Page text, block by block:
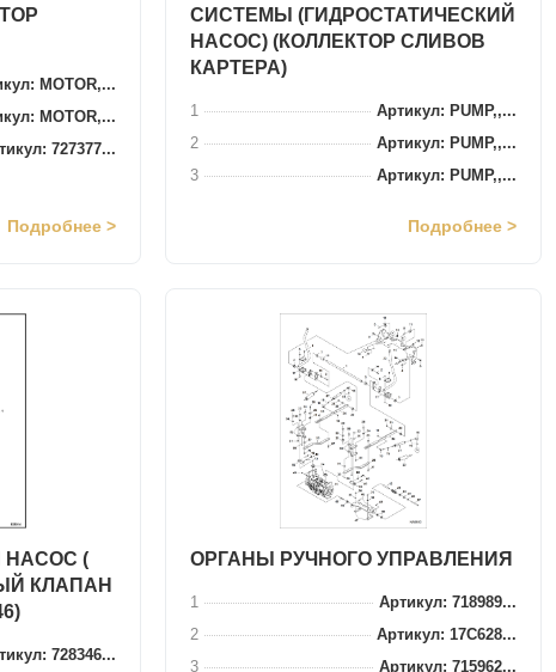
MOTOR,...
MOTOR,...
727377...
Подробнее >
СИСТЕМЫ (ГИДРОСТАТИЧЕСКИЙ
НАСОС) (КОЛЛЕКТОР СЛИВОВ
КАРТЕРА)
1
Артикул: PUMP,,...
2
Артикул: PUMP,,...
3
Артикул: PUMP,,...
Подробнее >
НАСОС (
КЛАПАН
728346...
ОРГАНЫ РУЧНОГО УПРАВЛЕНИЯ
1
Артикул: 718989...
2
Артикул: 17C628...
3
Артикул: 715962...